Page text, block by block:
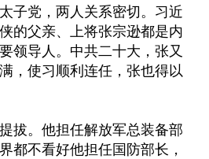
子党，两人关系密切。习近
的父亲、上将张宗逊都是内
领导人。中共二十大，张又
，使习顺利连任，张也得以
拔。他担任解放军总装备部
都不看好他担任国防部长，